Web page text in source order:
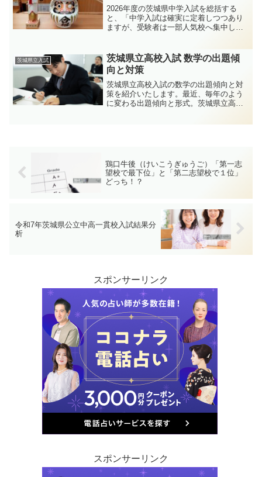
2026年度の茨城県中学入試を総括する
と、「中学入試は確実に定着しつつあり
ますが、受験者は一部人気校へ集中し、
も、中学受験率が過去最高基準となり、
その流れが茨城県にも及んでいます。
茨城県立入試
茨城県立高校入試 数学の出題傾
向と対策
茨城県立高校入試の数学の出題傾向と対
策を紹介いたします。最近、毎年のよう
に変わる出題傾向と形式。茨城県立高校
鶏口牛後（けいこうぎゅうご）「第一志
望校で最下位」と「第二志望校で１位」
どっち！？
令和7年茨城県公立中高一貫校入試結果分
析
スポンサーリンク
スポンサーリンク